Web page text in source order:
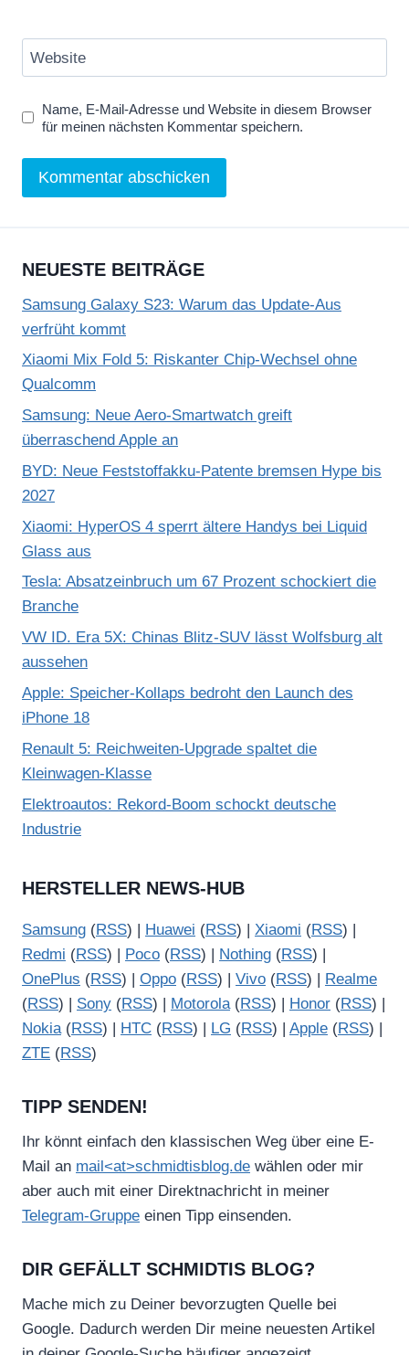
Website
Name, E-Mail-Adresse und Website in diesem Browser
für meinen nächsten Kommentar speichern.
NEUESTE BEITRÄGE
Samsung Galaxy S23: Warum das Update-Aus
verfrüht kommt
Xiaomi Mix Fold 5: Riskanter Chip-Wechsel ohne
Qualcomm
Samsung: Neue Aero-Smartwatch greift
überraschend Apple an
BYD: Neue Feststoffakku-Patente bremsen Hype bis
2027
Xiaomi: HyperOS 4 sperrt ältere Handys bei Liquid
Glass aus
Tesla: Absatzeinbruch um 67 Prozent schockiert die
Branche
VW ID. Era 5X: Chinas Blitz-SUV lässt Wolfsburg alt
aussehen
Apple: Speicher-Kollaps bedroht den Launch des
iPhone 18
Renault 5: Reichweiten-Upgrade spaltet die
Kleinwagen-Klasse
Elektroautos: Rekord-Boom schockt deutsche
Industrie
HERSTELLER NEWS-HUB
Samsung (RSS) | Huawei (RSS) | Xiaomi (RSS) |
Redmi (RSS) | Poco (RSS) | Nothing (RSS) |
OnePlus (RSS) | Oppo (RSS) | Vivo (RSS) |
Realme
(RSS) | Sony (RSS) | Motorola(RSS) | Honor (RSS) |
Nokia(RSS) | HTC (RSS) | LG (RSS) | Apple (RSS) |
ZTE (RSS)
TIPP SENDEN!
Ihr könnt einfach den klassischen Weg über eine E-
Mail an mail<at>schmidtisblog.de wählen oder mir
aber auch mit einer Direktnachricht in meiner
Telegram-Gruppe einen Tipp einsenden.
DIR GEFÄLLT SCHMIDTIS BLOG?
Mache mich zu Deiner bevorzugten Quelle bei
Google. Dadurch werden Dir meine neuesten Artikel